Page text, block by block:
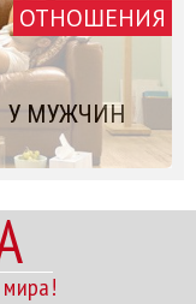
ОТНОШЕНИЯ
У МУЖЧИН
мира!